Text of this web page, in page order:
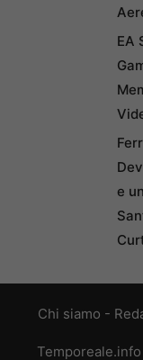
EA
e
Chi siamo -